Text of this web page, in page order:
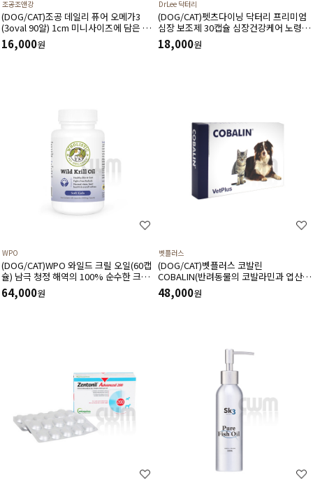
조공조앤강
(DOG/CAT)조공 데일리 퓨어 오메가3
(3oval 90알) 1cm 미니사이즈에 담은 고
순도 rTG 오메가3
16,000원
DrLee 닥터리
(DOG/CAT)펫츠다이닝 닥터리 프리미엄
심장 보조제 30캡슐 심장건강케어 노령성
심질환 심장기능개선 혈류개선 항산화 면
역력도움
18,000원
WPO
(DOG/CAT)WPO 와일드 크릴 오일(60캡
슐) 남극 청정 해역의 100% 순수한 크릴
오일 강력한 항산화 성분 함유
64,000원
벳플러스
(DOG/CAT)벳플러스 코발린
COBALIN(반려동물의 코발라민과 엽산을
보충해주는 영양보조제) 60캡슐
48,000원